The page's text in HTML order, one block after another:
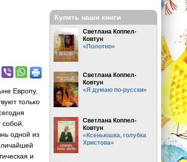
Европу,
только
одной из
и
Купить наши книги
Светлана Коппел-
Ковтун
«Полотно»
Светлана Коппел-
Ковтун
«Я думаю по-русски»
Светлана Коппел-
Ковтун
«Ксеньюшка, голубка
Христова»